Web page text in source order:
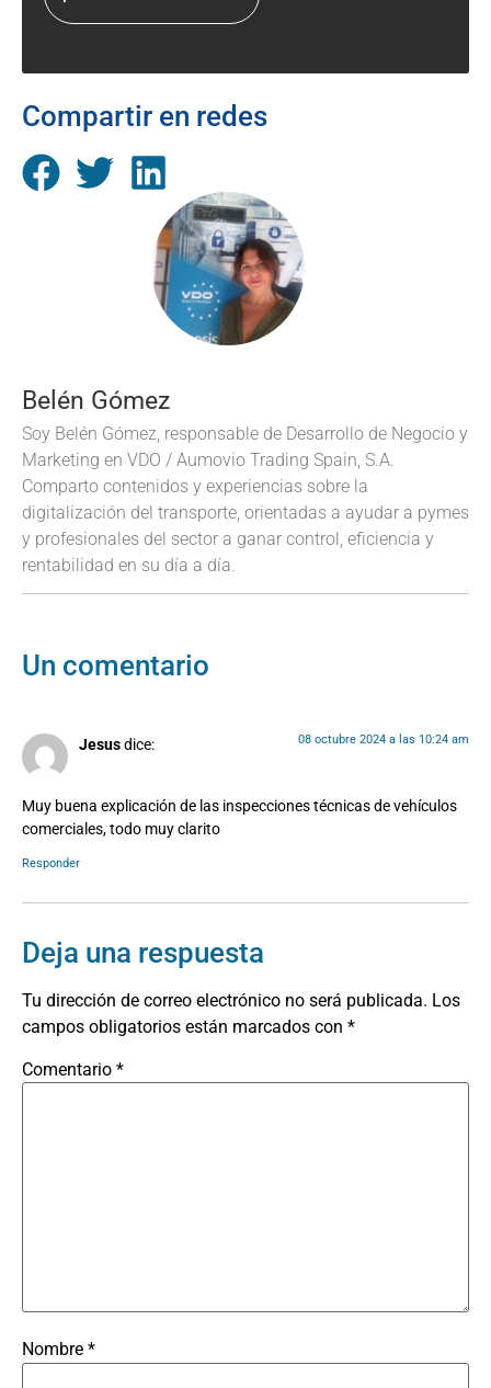
Compartir en redes
Belén Gómez
Soy Belén Gómez, responsable de Desarrollo de Negocio y
Marketing en VDO / Aumovio Trading Spain, S.A.
Comparto contenidos y experiencias sobre la
digitalización del transporte, orientadas a ayudar a pymes
y profesionales del sector a ganar control, eficiencia y
rentabilidad en su día a día.
Un comentario
Jesusdice: 08 octubre 2024 a las 10:24 am
Muy buena explicación de las inspecciones técnicas de vehículos
comerciales, todo muy clarito
Responder
Deja una respuesta
Tu dirección de correo electrónico no será publicada. Los
campos obligatorios están marcados con *
Comentario *
Nombre *